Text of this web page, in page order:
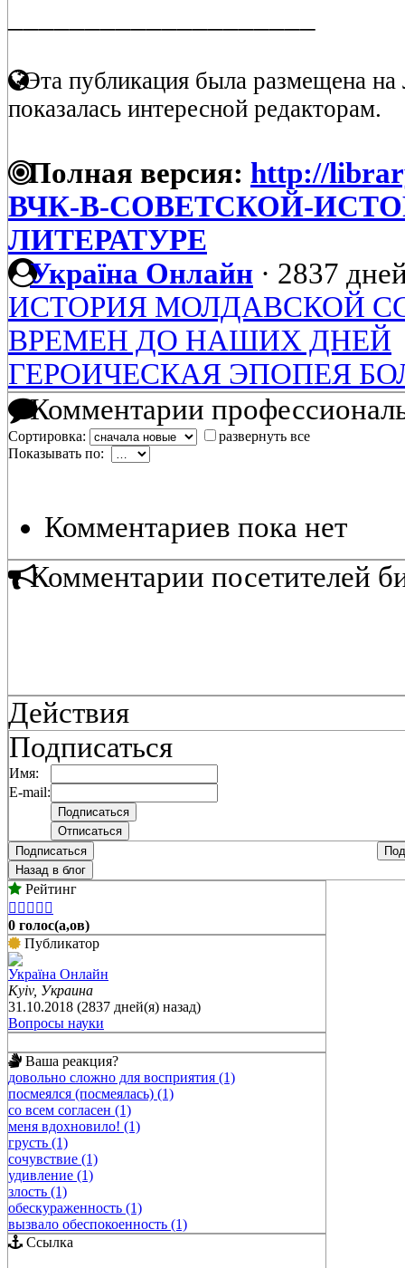
Эта публикация была размещена на
показалась интересной редакторам.
Полная версия: http://
ВЧК-В-СОВЕТСКОЙ-
ЛИТЕРАТУРЕ
Україна Онлайн · 2837
ИСТОРИЯ МОЛДАВСКОЙ
ВРЕМЕН ДО НАШИХ ДНЕЙ
ГЕРОИЧЕСКАЯ ЭПОПЕЯ
Комментарии
Сортировка:
развернуть все
Показывать по:
Комментариев пока нет
Комментарии посетителей
Действия
Подписаться
Имя:
E-mail:
Подписаться
Назад в блог
Рейтинг
    
0 голос(а,ов)
Публикатор
Україна Онлайн
Kyiv, Украина
31.10.2018 (2837 дней(я) назад)
Вопросы науки
Ваша реакция?
довольно сложно для восприятия (1)
посмеялся (посмеялась) (1)
со всем согласен (1)
меня вдохновило! (1)
грусть (1)
сочувствие (1)
удивление (1)
злость (1)
обескураженность (1)
вызвало обеспокоенность (1)
Ссылка